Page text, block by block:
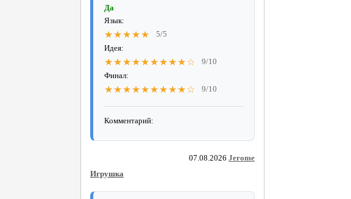
Да
Язык:
★★★★★
5/5
Идея:
★★★★★★★★★☆
9/10
Финал:
★★★★★★★★★☆ 9/10
Комментарий:
07.08.2026 Jerome
Игрушка